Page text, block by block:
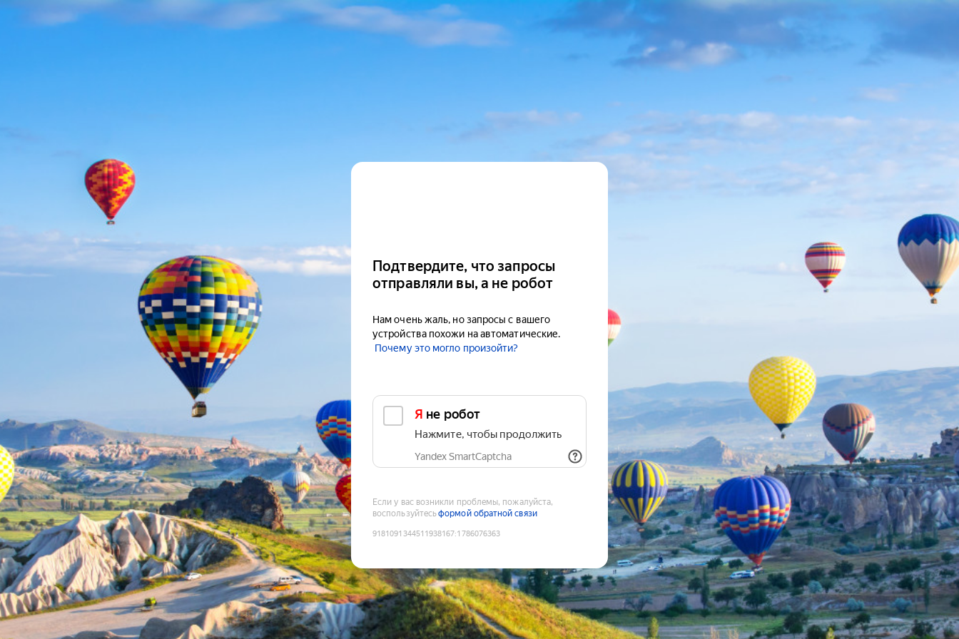
Подтвердите, что запросы
отправляли вы, а не робот
Нам очень жаль, но запросы с вашего
устройства похожи на автоматические.
Почему это могло произойти?
Я не робот
Нажмите, чтобы продолжить
Yandex SmartCaptcha
Если у вас возникли проблемы, пожалуйста,
воспользуйтесьформой обратной связи
9181091344511938167:1786076363